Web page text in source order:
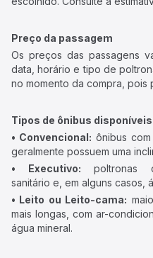
Preço da passagem
Os preços das passagens
data, horário e tipo de
no momento da compra, pois
Tipos de ônibus disponíveis
• Convencional: ônibus
geralmente possuem uma
• Executivo: poltronas
sanitário e, em alguns casos,
• Leito ou Leito-cama:
mais longas, com ar-
água mineral.